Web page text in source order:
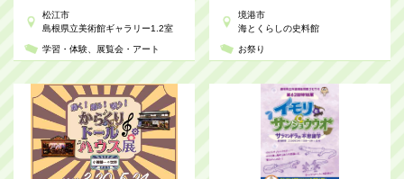
松江市
島根県立美術館ギャラリー1.2室
学習・体験 展覧会・アート
境港市
海とくらしの史料館
お祭り